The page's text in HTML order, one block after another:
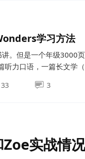
学习方法
。但是一个年级3000
力口语，一篇长文学
33 3
实战情况